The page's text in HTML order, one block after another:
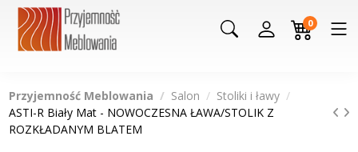
0
Przyjemność Meblowania Salon
Stoliki i ławy
ASTI-R Biały Mat - NOWOCZESNA ŁAWA/STOLIK Z
ROZKŁADANYM BLATEM